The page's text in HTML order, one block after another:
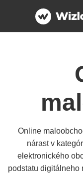
Online
nárast v
elektronického
podstatu digitálneho